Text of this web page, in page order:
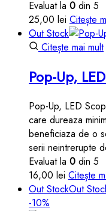
Evaluat la 0 din 5
25,00 lei Citește
Out Stock
Citește mai mult
Pop-Up,
Pop-Up, LED
care dureaza
beneficiaza de o
serii neintrerupte
Evaluat la 0 din 5
16,00 lei Citește
Out StockOut
-10%